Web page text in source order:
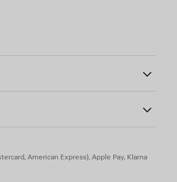
poliuretano - Soletta: schiuma
American Express), Apple Pay, Klarna